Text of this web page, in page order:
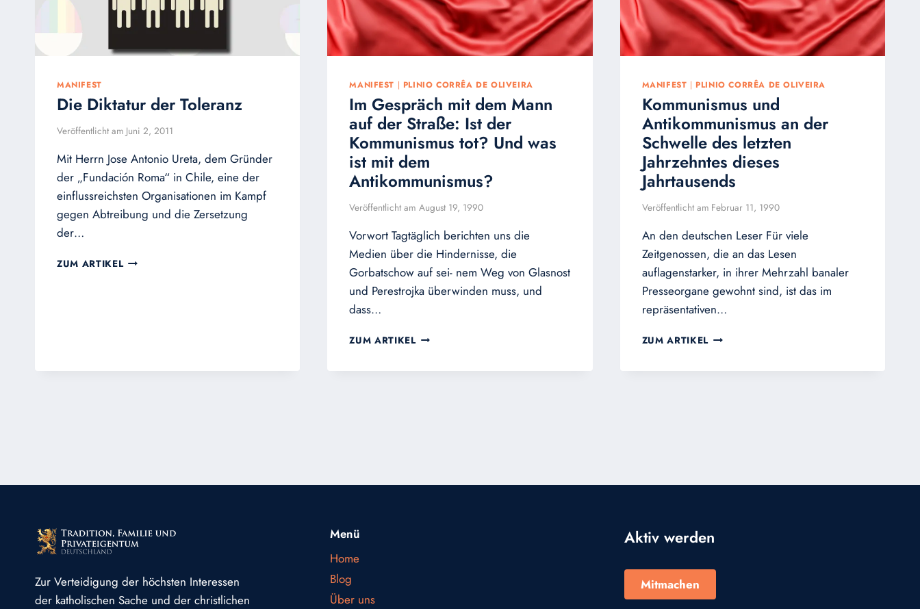
DER
MANIFEST
Die Diktatur der Toleranz
Veröffentlicht am Juni 2, 2011
Mit Herrn Jose Antonio Ureta, dem Gründer
der „Fundación Roma“ in Chile, eine der
einflussreichsten Organisationen im Kampf
gegen Abtreibung und die Zersetzung
der…
ZUM ARTIKEL DIE
MANIFEST | PLINIO CORRÊA DE OLIVEIRA
Im Gespräch mit dem Mann
auf der Straße: Ist der
Kommunismus tot? Und was
ist mit dem
Antikommunismus?
Veröffentlicht am August 19, 1990
Vorwort Tagtäglich berichten uns die
Medien über die Hindernisse, die
Gorbatschow auf sei- nem Weg von Glasnost
und Perestrojka überwinden muss, und
dass…
ZUM ARTIKEL IM
MANIFEST | PLINIO CORRÊA DE OLIVEIRA
Kommunismus und
Antikommunismus an der
Schwelle des letzten
Jahrzehntes dieses
Jahrtausends
Veröffentlicht am Februar 11, 1990
An den deutschen Leser Für viele
Zeitgenossen, die an das Lesen
auflagenstarker, in ihrer Mehrzahl banaler
Presseorgane gewohnt sind, ist das im
repräsentativen…
ZUM ARTIKEL KOMMUNISMUS
Zur Verteidigung der höchsten Interessen
der katholischen Sache und der christlichen
Menü
Home
Blog
Über uns
Aktiv werden
Mitmachen